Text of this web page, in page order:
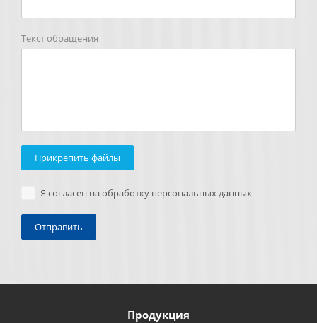
Текст обращения
Прикрепить файлы
Я согласен на обработку персональных данных
Продукция